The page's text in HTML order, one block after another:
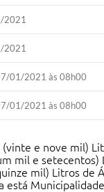
2021
2021
01/2021 às 08h00
01/2021 às 08h00
(vinte e nove mil)
mil e setecentos)
mil) Litros de
está